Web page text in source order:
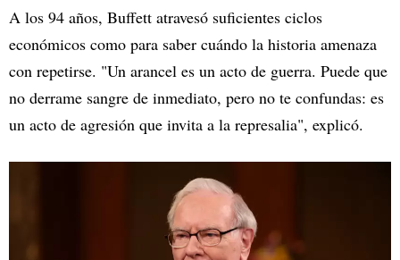
A los 94 años, Buffett atravesó suficientes ciclos
económicos como para saber cuándo la historia amenaza
con repetirse. "Un arancel es un acto de guerra. Puede que
no derrame sangre de inmediato, pero no te confundas: es
un acto de agresión que invita a la represalia", explicó.